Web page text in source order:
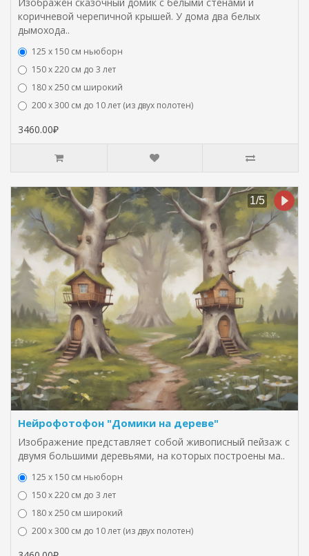
коричневой черепичной крышей. У дома два белых
дымохода..
125 x 150 см ньюборн
150 х 220 см до 3 лет
180 х 250 см широкий
200 х 300 см до 10 лет (из двух полотен)
3460.00₽
Нейрофотофон "Домики на дереве"
Изображение представляет собой живописный пейзаж с
двумя большими деревьями, на которых построены ма..
125 x 150 см ньюборн
150 х 220 см до 3 лет
180 х 250 см широкий
200 х 300 см до 10 лет (из двух полотен)